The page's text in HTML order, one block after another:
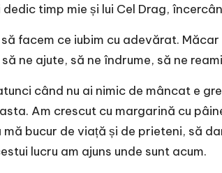
timp mie și lui Cel Drag,
facem ce iubim cu adevărat.
ne ajute, să ne îndrume, să ne
când nu ai nimic de mâncat e
Am crescut cu margarină cu
bucur de viață și de prieteni, să
lucru am ajuns unde sunt acum.